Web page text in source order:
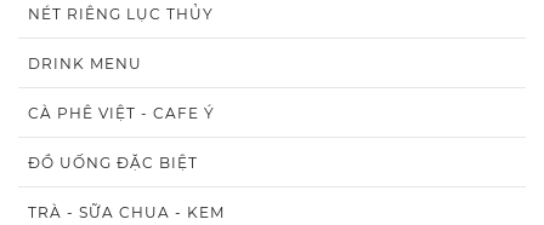
NÉT RIÊNG LỤC THỦY
DRINK MENU
CÀ PHÊ VIỆT - CAFE Ý
ĐỒ UỐNG ĐẶC BIỆT
TRÀ - SỮA CHUA - KEM